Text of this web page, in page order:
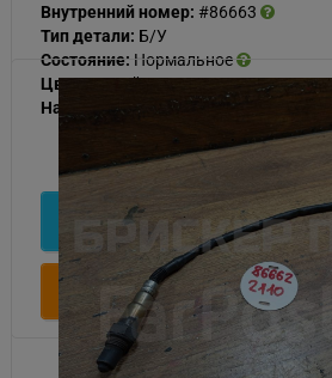
Внутренний номер: #86663
Тип детали: Б/У
Состояние: Нормальное
Цвет:Серый
Наличие:
В наличии
1 000
Подробнее
Купить